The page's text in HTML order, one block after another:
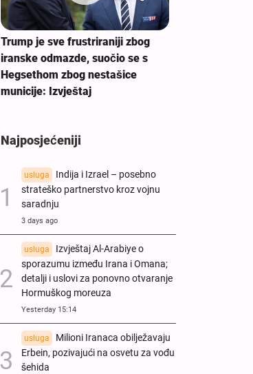
Trump je sve frustriraniji zbog
iranske odmazde, suočio se s
Hegsethom zbog nestašice
municije: Izvještaj
Najposjećeniji
usluga
Indija i Izrael – posebno
strateško partnerstvo kroz vojnu
saradnju
3 days ago
usluga
Izvještaj Al-Arabiye o
sporazumu između Irana i Omana;
detalji i uslovi za ponovno otvaranje
Hormuškog moreuza
Yesterday 15:14
usluga
Milioni Iranaca obilježavaju
Erbein, pozivajući na osvetu za vođu
šehida